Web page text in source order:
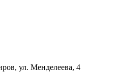
ул. Менделеева, 4